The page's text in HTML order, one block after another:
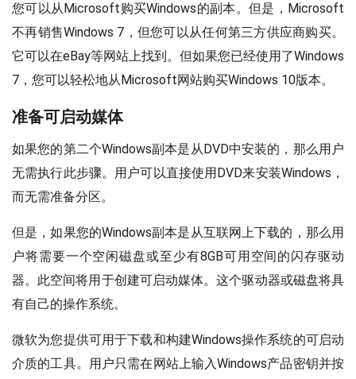
您可以从Microsoft购买Windows的副本。但是，Microsoft
不再销售Windows 7，但您可以从任何第三方供应商购买。
它可以在eBay等网站上找到。但如果您已经使用了Windows
7，您可以轻松地从Microsoft网站购买Windows 10版本。
准备可启动媒体
如果您的第二个Windows副本是从DVD中安装的，那么用户
无需执行此步骤。用户可以直接使用DVD来安装Windows，
而无需准备分区。
但是，如果您的Windows副本是从互联网上下载的，那么用
户将需要一个空闲磁盘或至少有8GB可用空间的闪存驱动
器。此空间将用于创建可启动媒体。这个驱动器或磁盘将具
有自己的操作系统。
微软为您提供可用于下载和构建Windows操作系统的可启动
介质的工具。用户只需在网站上输入Windows产品密钥并按